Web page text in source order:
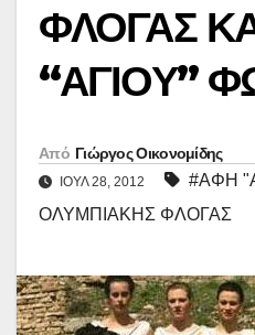
ΦΛΟΓΑΣ
“ΑΓΙΟΥ”
Από Γιώργος Οικονομίδης
ΙΟΎΛ 28, 2012 #ΑΦΗ
ΟΛΥΜΠΙΑΚΗΣ ΦΛΟΓΑΣ